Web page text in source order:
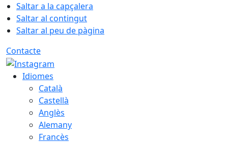
Saltar a la capçalera
Saltar al contingut
Saltar al peu de pàgina
Contacte
Idiomes
Català
Castellà
Anglès
Alemany
Francès